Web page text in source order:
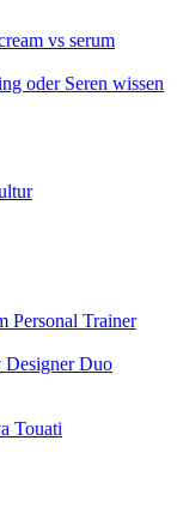
vs serum
oder Seren wissen
Personal Trainer
Duo
Touati